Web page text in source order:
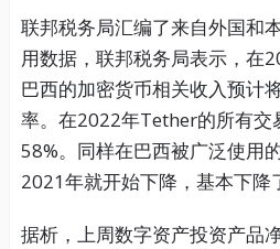
联邦税务局汇编了来自外国和
用数据，联邦税务局表示，在
巴西的加密货币相关收入预计
率。在2022年Tether的所有交
58%。同样在巴西被广泛使用
2021年就开始下降，基本下降
据析，上周数字资产投资产品